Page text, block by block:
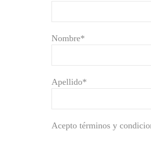
Nombre*
Apellido*
Acepto términos y